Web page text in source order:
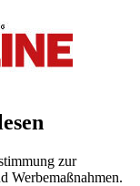
zur
Werbemaßnahmen.